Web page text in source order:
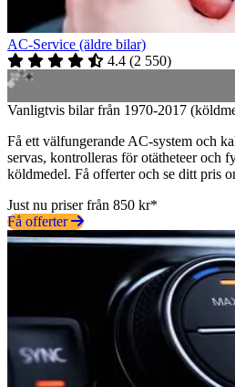
AC-Service (äldre bilar)
4.4 (2 550)
Vanligtvis bilar från 1970-2017
Få ett välfungerande AC-system och
servas, kontrolleras för otätheteer och
köldmedel. Få offerter och se ditt pris
Just nu priser från 850 kr*
Få offerter